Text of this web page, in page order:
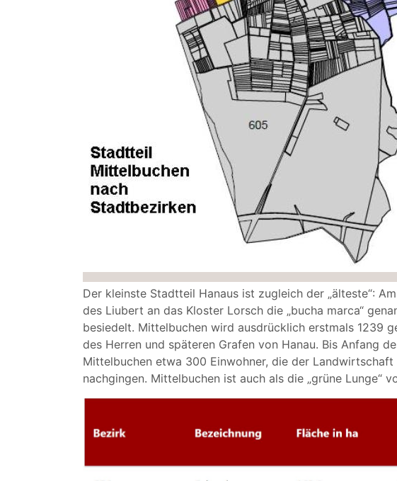
Der kleinste Stadtteil Hanaus ist zugleich der „älteste“:
des Liubert an das Kloster Lorsch die „bucha marca“
besiedelt. Mittelbuchen wird ausdrücklich erstmals 1239
des Herren und späteren Grafen von Hanau. Bis Anfang
Mittelbuchen etwa 300 Einwohner, die der
nachgingen. Mittelbuchen ist auch als die „grüne Lunge“